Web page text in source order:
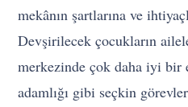
mekânın şartlarına ve
Devşirilecek çocukların
merkezinde çok daha iyi bir
adamlığı gibi seçkin